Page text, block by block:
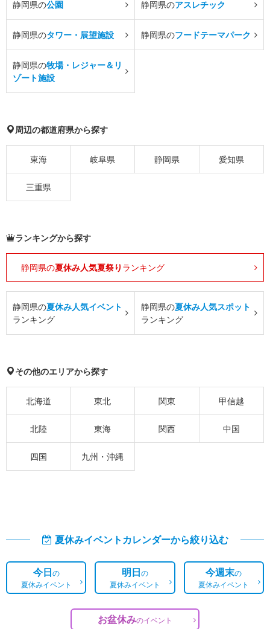
静岡県の公園 静岡県のアスレチック
静岡県のタワー・展望施設 静岡県のフードテーマパーク
静岡県の牧場・レジャー＆リ
ゾート施設
周辺の都道府県から探す
東海 岐阜県 静岡県 愛知県
三重県
ランキングから探す
静岡県の夏休み人気夏祭り ランキング
静岡県の夏休み人気イベント
ランキング
静岡県の夏休み人気スポット
ランキング
その他のエリアから探す
北海道 東北 関東 甲信越
北陸 東海 関西 中国
四国 九州・沖縄
夏休みイベントカレンダーから絞り込む
今日の
夏休みイベント
明日の
夏休みイベント
今週末の
夏休みイベント
お盆休みのイベント